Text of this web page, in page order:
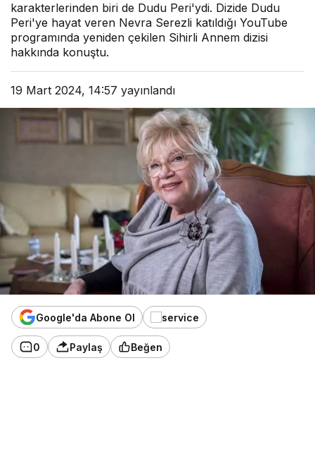
karakterlerinden biri de Dudu Peri'ydi. Dizide Dudu
Peri'ye hayat veren Nevra Serezli katıldığı YouTube
programında yeniden çekilen Sihirli Annem dizisi
hakkında konuştu.
19 Mart 2024, 14:57 yayınlandı
Google'da Abone Ol
0 Paylaş Beğen